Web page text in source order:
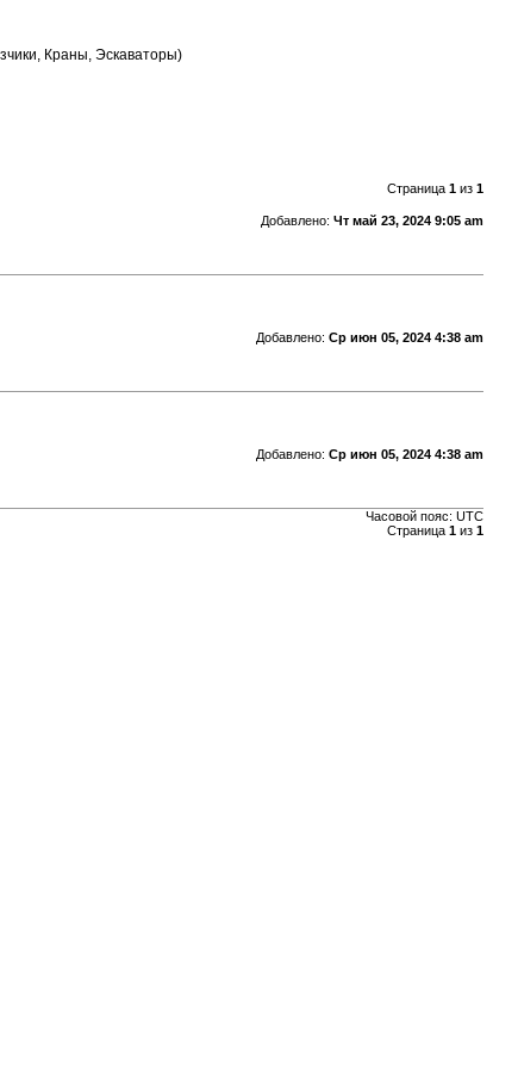
Краны, Эскаваторы)
Страница 1из 1
Добавлено: Чт май 23, 2024 9:05 am
Добавлено: Ср июн 05, 2024 4:38 am
Добавлено: Ср июн 05, 2024 4:38 am
Часовой пояс: UTC
Страница 1из 1